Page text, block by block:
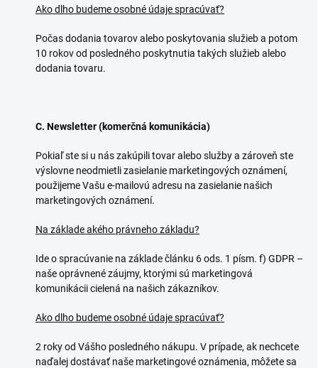
Ako dlho budeme osobné údaje spracúvať?
Počas dodania tovarov alebo poskytovania služieb a potom
10 rokov od posledného poskytnutia takých služieb alebo
dodania tovaru.
C. Newsletter (komerčná komunikácia)
Pokiaľ ste si u nás zakúpili tovar alebo služby a zároveň ste
výslovne neodmietli zasielanie marketingových oznámení,
použijeme Vašu e-mailovú adresu na zasielanie našich
marketingových oznámení.
Na základe akého právneho základu?
Ide o spracúvanie na základe článku 6 ods. 1 písm. f) GDPR –
naše oprávnené záujmy, ktorými sú marketingová
komunikácii cielená na našich zákazníkov.
Ako dlho budeme osobné údaje spracúvať?
2 roky od Vášho posledného nákupu. V prípade, ak nechcete
naďalej dostávať naše marketingové oznámenia, môžete sa